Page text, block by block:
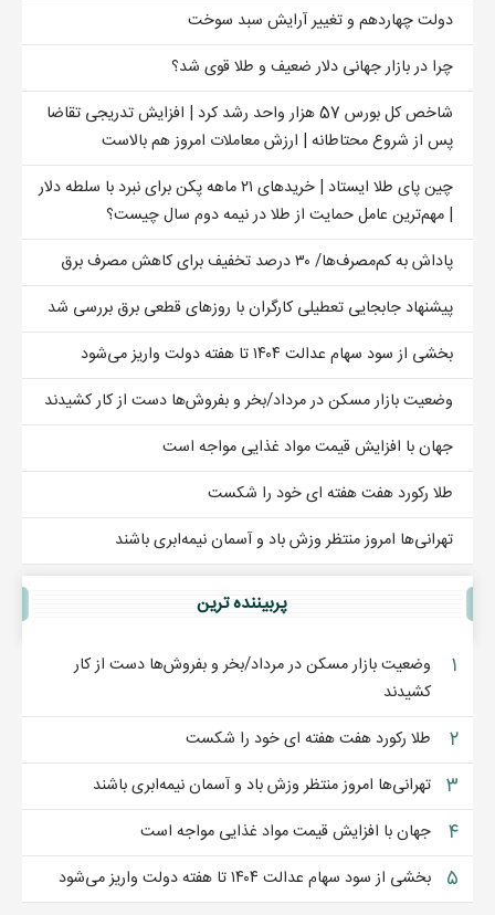
دولت چهاردهم و تغییر آرایش سبد سوخت
چرا در بازار جهانی دلار ضعیف و طلا قوی شد؟
شاخص کل بورس 57 هزار واحد رشد کرد | افزایش تدریجی تقاضا
پس از شروع محتاطانه | ارزش معاملات امروز هم بالاست
چین پای طلا ایستاد | خریدهای ۲۱ ماهه پکن برای نبرد با سلطه دلار
| مهم‌ترین عامل حمایت از طلا در نیمه دوم سال چیست؟
پاداش به کم‌مصرف‌ها/ ۳۰ درصد تخفیف برای کاهش مصرف برق
پیشنهاد جابجایی تعطیلی کارگران با روزهای قطعی برق بررسی شد
بخشی از سود سهام عدالت ۱۴۰۴ تا هفته دولت واریز می‌شود
وضعیت بازار مسکن در مرداد/بخر و بفروش‌ها دست از کار کشیدند
جهان با افزایش قیمت مواد غذایی مواجه است
طلا رکورد هفت هفته ای خود را شکست
تهرانی‌ها امروز منتظر وزش باد و آسمان نیمه‌ابری باشند
پربيننده ترين
۱
وضعیت بازار مسکن در مرداد/بخر و بفروش‌ها دست از کار
کشیدند
۲ طلا رکورد هفت هفته ای خود را شکست
۳ تهرانی‌ها امروز منتظر وزش باد و آسمان نیمه‌ابری باشند
۴ جهان با افزایش قیمت مواد غذایی مواجه است
۵ بخشی از سود سهام عدالت ۱۴۰۴ تا هفته دولت واریز می‌شود